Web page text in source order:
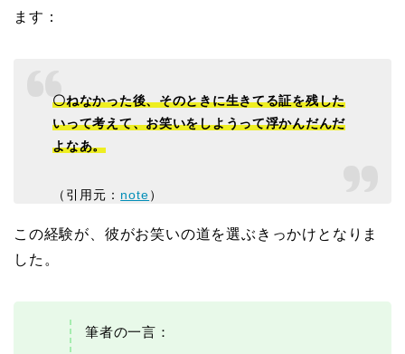
ます：
〇ねなかった後、そのときに生きてる証を残した
いって考えて、お笑いをしようって浮かんだんだ
よなあ。
（引用元： note）
この経験が、彼がお笑いの道を選ぶきっかけとなりま
した。
筆者の一言：